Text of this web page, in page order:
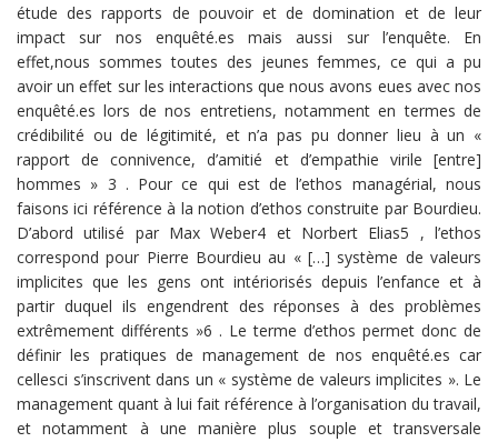
étude des rapports de pouvoir et de domination et de leur
impact sur nos enquêté.es mais aussi sur l’enquête. En
effet,nous sommes toutes des jeunes femmes, ce qui a pu
avoir un effet sur les interactions que nous avons eues avec nos
enquêté.es lors de nos entretiens, notamment en termes de
crédibilité ou de légitimité, et n’a pas pu donner lieu à un «
rapport de connivence, d’amitié et d’empathie virile [entre]
hommes » 3 . Pour ce qui est de l’ethos managérial, nous
faisons ici référence à la notion d’ethos construite par Bourdieu.
D’abord utilisé par Max Weber4 et Norbert Elias5 , l’ethos
correspond pour Pierre Bourdieu au « […] système de valeurs
implicites que les gens ont intériorisés depuis l’enfance et à
partir duquel ils engendrent des réponses à des problèmes
extrêmement différents »6 . Le terme d’ethos permet donc de
définir les pratiques de management de nos enquêté.es car
cellesci s’inscrivent dans un « système de valeurs implicites ». Le
management quant à lui fait référence à l’organisation du travail,
et notamment à une manière plus souple et transversale